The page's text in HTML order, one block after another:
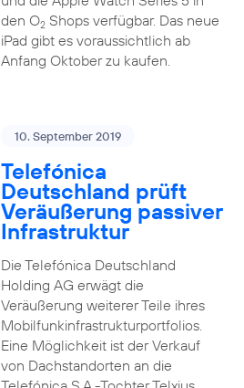
den O2Shops verfügbar. Das neue
iPad gibt es voraussichtlich ab
Anfang Oktober zu kaufen.
10. September 2019
Telefónica
Deutschland prüft
Veräußerung passiver
Infrastruktur
Die Telefónica Deutschland
Holding AG erwägt die
Veräußerung weiterer Teile ihres
Mobilfunkinfrastrukturportfolios.
Eine Möglichkeit ist der Verkauf
von Dachstandorten an die